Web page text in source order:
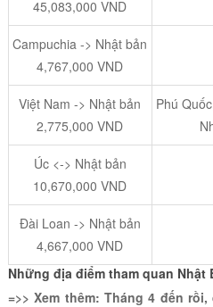
45,083,000 VND
Campuchia -> Nhật bản
4,767,000 VND
Việt Nam -> Nhật bản
2,775,000 VND
Phú
Úc <-> Nhật bản
10,670,000 VND
Đài Loan -> Nhật bản
4,667,000 VND
Những địa điểm tham quan Nhật
=>> Xem thêm: Tháng 4 đến rồi,